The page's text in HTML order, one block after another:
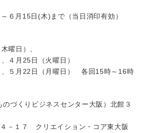
６月15日(木)まで（当日消印有効）
曜日）、
４月25日（火曜日）
、５月22日（月曜日） 各回15時～16時
づくりビジネスセンター大阪）北館３
－１７ クリエイション・コア東大阪